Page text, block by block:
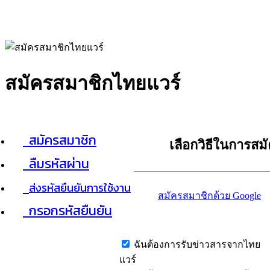
สมัครสมาชิกไทยแวร์
สมัครสมาชิก
ลืมรหัสผ่าน
ส่งรหัสยืนยันการใช้งาน
กรอกรหัสยืนยัน
เลือกวิธีในการส
สมัครสมาชิกด้วย Google
ฉันต้องการรับข่าวสารจากไทย
แวร์